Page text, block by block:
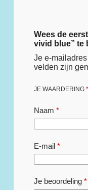
Wees de
vivid blue” te
Je e-
velden zijn
JE WAARDERING *
Naam *
E-mail*
Je beoordeling *